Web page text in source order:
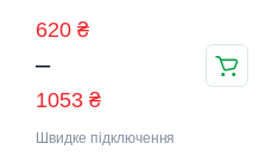
620 ₴
–
1053 ₴
Діапазон
цін:
від
620 ₴
Швидке підключення